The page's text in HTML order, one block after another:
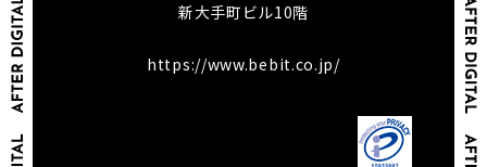
新大手町ビル10階
https://www.bebit.co.jp/